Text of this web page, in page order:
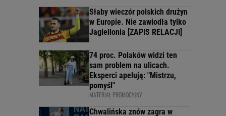
Słaby wieczór polskich drużyn
w Europie. Nie zawiodła tylko
Jagiellonia [ZAPIS RELACJI]
74 proc. Polaków widzi ten
sam problem na ulicach.
Eksperci apelują: "Mistrzu,
pomyśl"
MATERIAŁ PROMOCYJNY
Chwalińska znów zagra w